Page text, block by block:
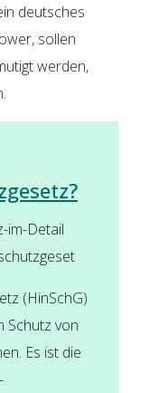
deutsches
sollen
werden,
(HinSchG)
Schutz von
Es ist die